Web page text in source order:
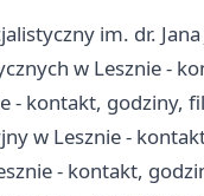
im. dr.
w Lesznie -
- kontakt, godziny,
w Lesznie -
- kontakt,